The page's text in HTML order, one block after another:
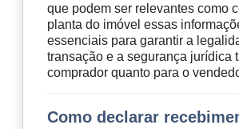
que podem ser relevantes como
planta do imóvel essas
essenciais para garantir a
transação e a segurança jurídica
comprador quanto para o
Como declarar